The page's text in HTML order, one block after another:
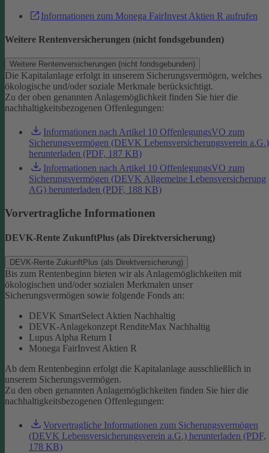
Informationen zum Monega FairInvest Aktien R aufrufen
Weitere Rentenversicherungen (nicht fondsgebunden)
Weitere Rentenversicherungen (nicht fondsgebunden)
Die Kapitalanlage erfolgt in unserem Sicherungsvermögen, welches
ökologische und/oder soziale Merkmale berücksichtigt.
Zu der oben genannten Anlagemöglichkeit finden Sie hier die
nachhaltigkeitsbezogenen Offenlegungen:
Informationen nach Artikel 10 OffenlegungsVO zum
Sicherungsvermögen (DEVK Lebensversicherungsverein a.G.)
herunterladen (PDF, 187 KB)
Informationen nach Artikel 10 OffenlegungsVO zum
Sicherungsvermögen (DEVK Allgemeine Lebensversicherung
AG) herunterladen (PDF, 188 KB)
Vorvertragliche Informationen
DEVK-Rente ZukunftPlus (als Direktversicherung)
DEVK-Rente ZukunftPlus (als Direktversicherung)
Bis zum Rentenbeginn bieten wir als Anlagemöglichkeiten mit
ökologischen und/oder sozialen Merkmalen unser
Sicherungsvermögen sowie folgende Fonds an:
DEVK SmartSelect Aktien Nachhaltig
DEVK-Anlagekonzept RenditeMax Nachhaltig
Lupus Alpha Return I
Monega FairInvest Aktien R
Ab dem Rentenbeginn erfolgt die Kapitalanlage ausschließlich in
unserem Sicherungsvermögen.
Zu den oben genannten Anlagemöglichkeiten finden Sie hier die
nachhaltigkeitsbezogenen Offenlegungen:
Vorvertragliche Informationen zum Sicherungsvermögen
(DEVK Lebensversicherungsverein a.G.) herunterladen (PDF,
178 KB)